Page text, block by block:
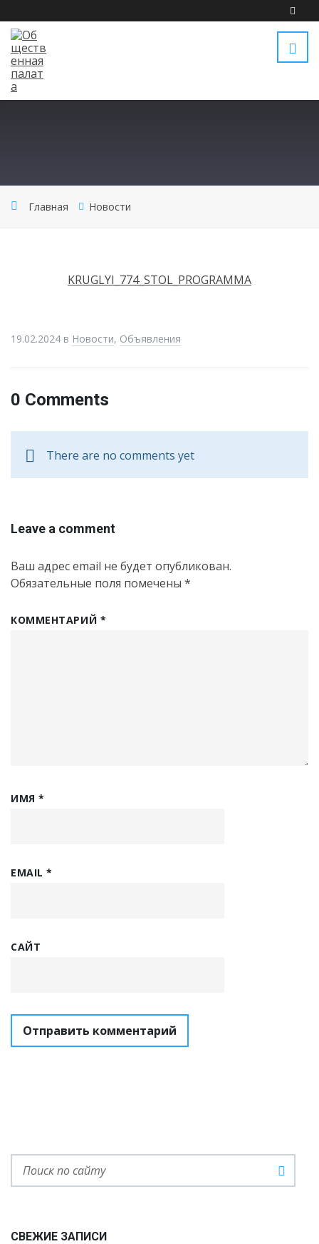
Главная Новости
KRUGLYI_774_STOL_PROGRAMMA
19.02.2024 в Новости, Объявления
0 Comments
There are no comments yet
Leave a comment
Ваш адрес email не будет опубликован.
Обязательные поля помечены *
КОММЕНТАРИЙ *
ИМЯ*
EMAIL*
САЙТ
СВЕЖИЕ ЗАПИСИ